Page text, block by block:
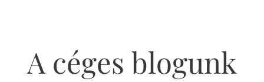
A céges blogunk